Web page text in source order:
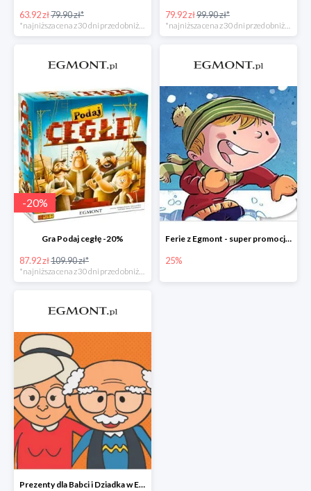
63.92 zł79.90 zł* 79.92 zł99.90 zł*
-20%
Gra Podaj cegłę -20%
87.92 zł109.90 zł*
*najniższa cena z 30 dni przed obniżką
Ferie z Egmont - super promocje do -25%
25%
Prezenty dla Babci i Dziadka w Egmont do -25%